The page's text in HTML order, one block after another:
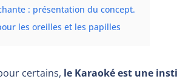
: présentation du concept.
les oreilles et les papilles
certains, le Karaoké est une